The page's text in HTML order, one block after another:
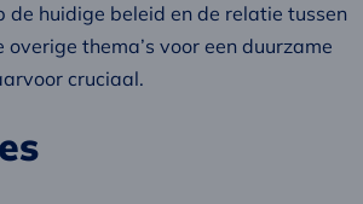
de huidige beleid en de relatie tussen
thema’s voor een duurzame
cruciaal.